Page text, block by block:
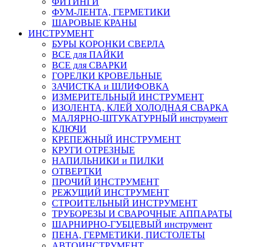
ФУМ-ЛЕНТА, ГЕРМЕТИКИ
ШАРОВЫЕ КРАНЫ
ИНСТРУМЕНТ
БУРЫ КОРОНКИ СВЕРЛА
ВСЕ для ПАЙКИ
ВСЕ для СВАРКИ
ГОРЕЛКИ КРОВЕЛЬНЫЕ
ЗАЧИСТКА и ШЛИФОВКА
ИЗМЕРИТЕЛЬНЫЙ ИНСТРУМЕНТ
ИЗОЛЕНТА, КЛЕЙ ХОЛОДНАЯ СВАРКА
МАЛЯРНО-ШТУКАТУРНЫЙ инструмент
КЛЮЧИ
КРЕПЕЖНЫЙ ИНСТРУМЕНТ
КРУГИ ОТРЕЗНЫЕ
НАПИЛЬНИКИ и ПИЛКИ
ОТВЕРТКИ
ПРОЧИЙ ИНСТРУМЕНТ
РЕЖУЩИЙ ИНСТРУМЕНТ
СТРОИТЕЛЬНЫЙ ИНСТРУМЕНТ
ТРУБОРЕЗЫ И СВАРОЧНЫЕ АППАРАТЫ
ШАРНИРНО-ГУБЦЕВЫЙ инструмент
ПЕНА, ГЕРМЕТИКИ, ПИСТОЛЕТЫ